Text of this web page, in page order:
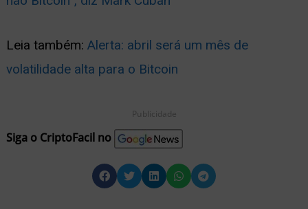
Leia também: Alerta: abril será um mês de
volatilidade alta para o Bitcoin
Publicidade
Siga o CriptoFacil no